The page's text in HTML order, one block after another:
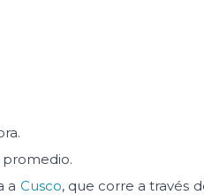
a Cusco, que corre a través